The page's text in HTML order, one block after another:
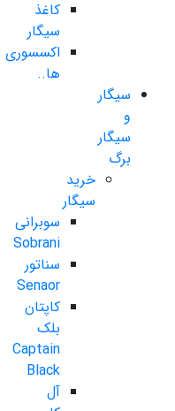
کاغذ
سیگار
اکسسوری
ها..
سیگار
و
سیگار
برگ
خرید
سیگار
سوبرانی
Sobrani
سناتور
Senaor
کاپتان
بلک
Captain
Black
آل